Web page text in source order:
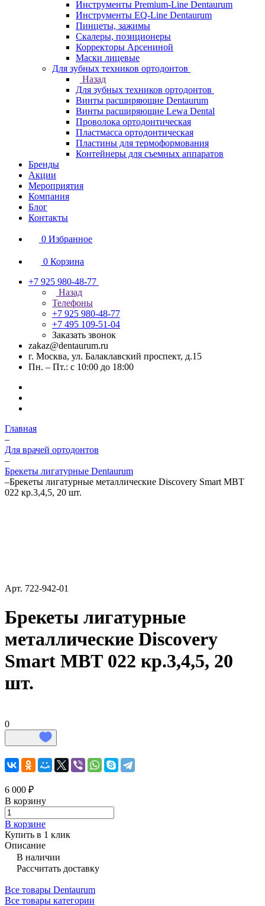
Инструменты Premium-Line Dentaurum
Инструменты EQ-Line Dentaurum
Пинцеты, зажимы
Скалеры, позиционеры
Корректоры Арсениной
Маски лицевые
Для зубных техников ортодонтов
Назад
Для зубных техников ортодонтов
Винты расширяющие Dentaurum
Винты расширяющие Lewa Dental
Проволока ортодонтическая
Пластмасса ортодонтическая
Пластины для термоформования
Контейнеры для съемных аппаратов
Бренды
Акции
Мероприятия
Компания
Блог
Контакты
0 Избранное
0 Корзина
+7 925 980-48-77
Назад
Телефоны
+7 925 980-48-77
+7 495 109-51-04
Заказать звонок
zakaz@dentaurum.ru
г. Москва, ул. Балаклавский проспект, д.15
Пн. – Пт.: с 10:00 до 18:00
Главная
–
Для врачей ортодонтов
–
Брекеты лигатурные Dentaurum
–Брекеты лигатурные металлические Discovery Smart МВТ
022 кр.3,4,5, 20 шт.
Арт. 722-942-01
Брекеты лигатурные
металлические Discovery
Smart МВТ 022 кр.3,4,5, 20
шт.
0
6 000 ₽
В корзину
В корзине
Купить в 1 клик
Описание
В наличии
Рассчитать доставку
Все товары Dentaurum
Все товары категории